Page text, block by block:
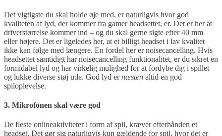
Det vigtigste du skal holde øje med, er naturligvis hvor god
kvaliteten af lyd, der kommer fra gamer headsettet, er. Det er her at
driverstørrelse kommer ind – og du skal gerne sigte efter 40 mm
eller højere. Det er ligeledes her, at et billigt headset i lav kvalitet
ikke kan følge med længere. En fordel her er noisecancelling. Hvis
headsettet samtidigt har noisecancelling funktionalitet, er du sikret en
formidabel lyd og har virkelig mulighed for at fordybe dig i spillet
og lukke diverse støj ude. God lyd ernæsten altid en god
spiloplevelse.
3. Mikrofonen skal være god
De fleste onlineaktiviteter i form af spil, kræver efterhånden et
headset. Det gør sig naturligvis kun gældende for spil, hvor det er